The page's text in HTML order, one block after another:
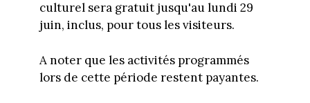
culturel sera gratuit jusqu'au lundi 29
juin, inclus, pour tous les visiteurs.
A noter que les activités programmés
lors de cette période restent payantes.